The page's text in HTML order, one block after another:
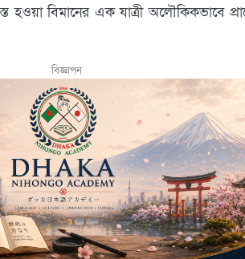
হওয়া বিমানের এক যাত্রী অলৌকিকভাবে
বিজ্ঞাপন